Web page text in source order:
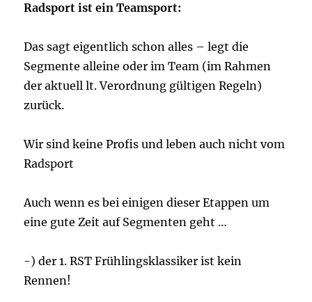
Radsport ist ein Teamsport:
Das sagt eigentlich schon alles – legt die
Segmente alleine oder im Team (im Rahmen
der aktuell lt. Verordnung gültigen Regeln)
zurück.
Wir sind keine Profis und leben auch nicht vom
Radsport
Auch wenn es bei einigen dieser Etappen um
eine gute Zeit auf Segmenten geht …
-) der 1. RST Frühlingsklassiker ist kein
Rennen!